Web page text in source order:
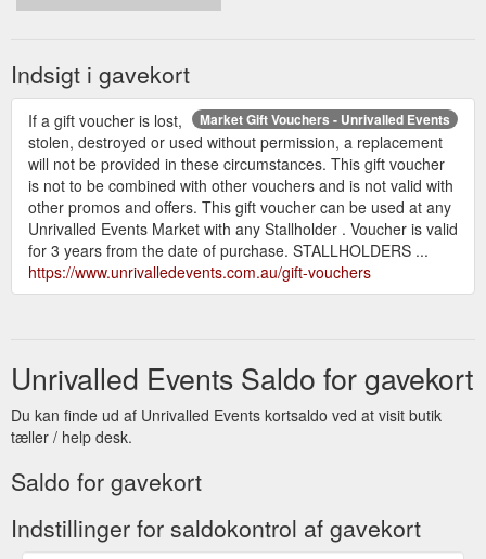
Indsigt i gavekort
Market Gift Vouchers - Unrivalled Events
If a gift voucher is lost,
stolen, destroyed or used without permission, a replacement
will not be provided in these circumstances. This gift voucher
is not to be combined with other vouchers and is not valid with
other promos and offers. This gift voucher can be used at any
Unrivalled Events Market with any Stallholder . Voucher is valid
for 3 years from the date of purchase. STALLHOLDERS ...
https://www.unrivalledevents.com.au/gift-vouchers
Unrivalled Events Saldo for gavekort
Du kan finde ud af Unrivalled Events kortsaldo ved at visit butik
tæller / help desk.
Saldo for gavekort
Indstillinger for saldokontrol af gavekort